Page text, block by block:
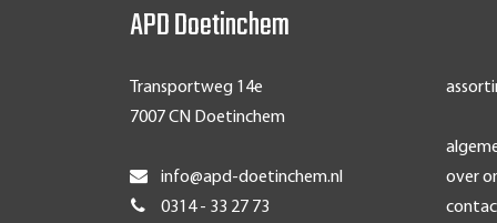
APD Doetinchem
Transportweg 14e
7007 CN Doetinchem
info@apd-doetinchem.nl
0314 - 33 27 73
over